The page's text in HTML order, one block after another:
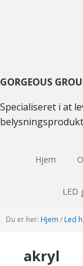
GORGEOUS
Specialiseret i at
Hjem
LED
Du er her: Hjem / Led
akryl